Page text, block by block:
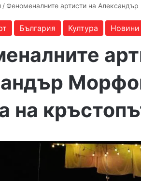
/ Феноменалните артисти на
България Култура Новини
на